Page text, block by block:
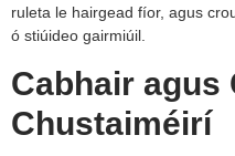
ruleta le hairgead fíor, agus
ó stiúideo gairmiúil.
Cabhair agus
Chustaiméirí